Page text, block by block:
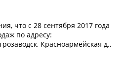
что с 28 сентября 2017 года
по адресу:
Красноармейская д.,